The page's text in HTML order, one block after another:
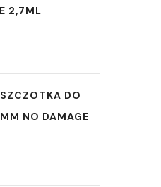
2,7ML
DO
NO DAMAGE